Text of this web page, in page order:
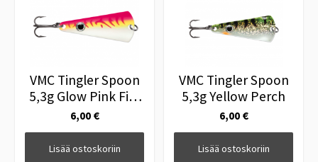
VMC Tingler Spoon
5,3g Glow Pink Fire
UV
6,00 €
Lisää ostoskoriin
VMC Tingler Spoon
5,3g Yellow Perch
6,00 €
Lisää ostoskoriin